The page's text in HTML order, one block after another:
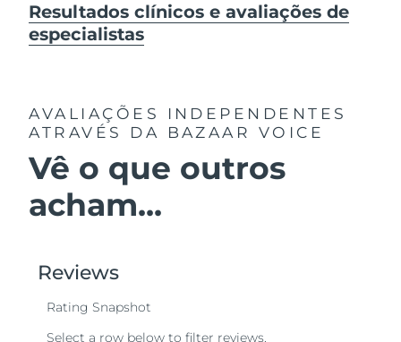
Resultados clínicos e avaliações de
especialistas
AVALIAÇÕES INDEPENDENTES
ATRAVÉS DA BAZAAR VOICE
Vê o que outros
acham...